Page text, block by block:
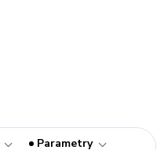
Parametry